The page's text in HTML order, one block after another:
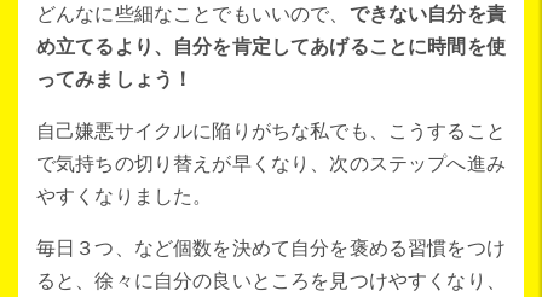
どんなに些細なことでもいいので、 できない自分を責
め立てるより、自分を肯定してあげることに時間を使
ってみましょう！
自己嫌悪サイクルに陥りがちな私でも、こうすること
で気持ちの切り替えが早くなり、次のステップへ進み
やすくなりました。
毎日３つ、など個数を決めて自分を褒める習慣をつけ
ると、徐々に自分の良いところを見つけやすくなり、